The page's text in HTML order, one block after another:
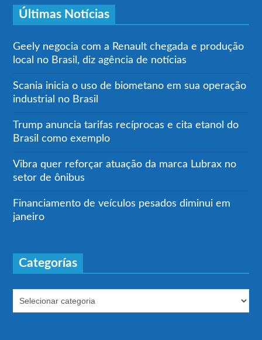
Últimas Notícias
Geely negocia com a Renault chegada e produção
local no Brasil, diz agência de notícias
Scania inicia o uso de biometano em sua operação
industrial no Brasil
Trump anuncia tarifas recíprocas e cita etanol do
Brasil como exemplo
Vibra quer reforçar atuação da marca Lubrax no
setor de ônibus
Financiamento de veículos pesados diminui em
janeiro
Categorías